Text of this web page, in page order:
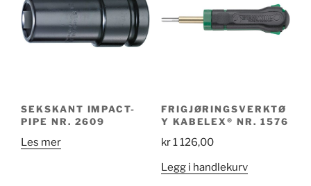
SEKSKANT IMPACT-
PIPE NR. 2609
Les mer
FRIGJØRINGSVERKTØ
Y KABELEX® NR. 1576
kr1 126,00
Legg i handlekurv